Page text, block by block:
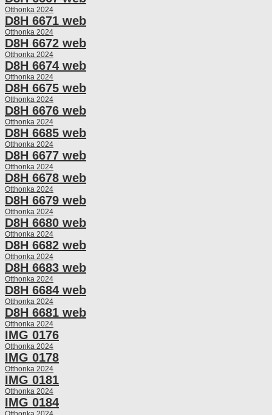
Otthonka 2024
D8H 6671 web
Otthonka 2024
D8H 6672 web
Otthonka 2024
D8H 6674 web
Otthonka 2024
D8H 6675 web
Otthonka 2024
D8H 6676 web
Otthonka 2024
D8H 6685 web
Otthonka 2024
D8H 6677 web
Otthonka 2024
D8H 6678 web
Otthonka 2024
D8H 6679 web
Otthonka 2024
D8H 6680 web
Otthonka 2024
D8H 6682 web
Otthonka 2024
D8H 6683 web
Otthonka 2024
D8H 6684 web
Otthonka 2024
D8H 6681 web
Otthonka 2024
IMG 0176
Otthonka 2024
IMG 0178
Otthonka 2024
IMG 0181
Otthonka 2024
IMG 0184